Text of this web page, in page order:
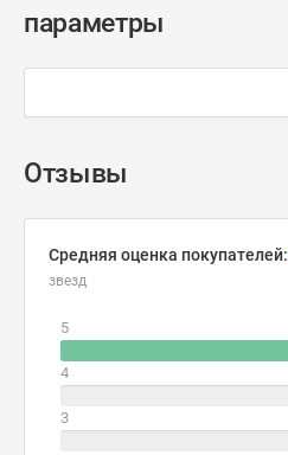
параметры
Отзывы
Средняя оценка покупателей:
звезд
5
4
3